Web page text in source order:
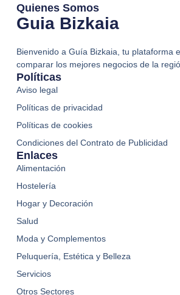
Quienes Somos
Guia Bizkaia
Bienvenido a Guía Bizkaia, tu plataforma
comparar los mejores negocios de la
Enlaces
Alimentación
Hostelería
Hogar y Decoración
Salud
Moda y Complementos
Peluquería, Estética y Belleza
Servicios
Otros Sectores
Políticas
Aviso legal
Políticas de privacidad
Políticas de cookies
Condiciones del Contrato de Publicidad